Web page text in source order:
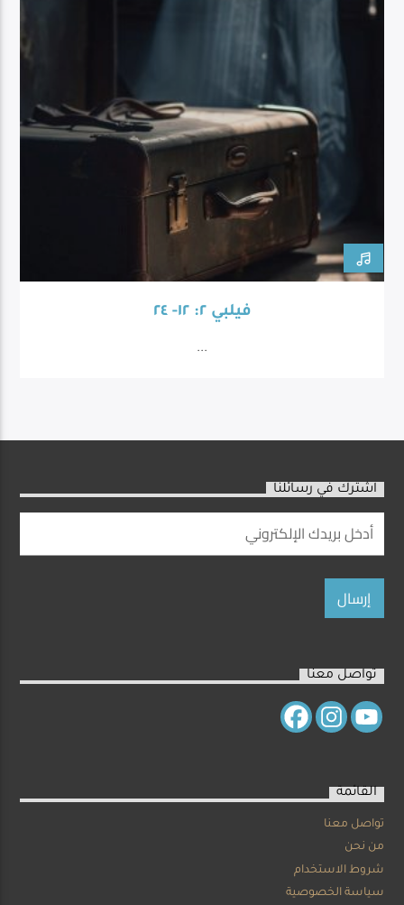
فيلبي ٢: ١٢- ٢٤
...
اشترك في رسائلنا
تواصل معنا
القائمة
تواصل معنا
من نحن
شروط الاستخدام
سياسة الخصوصية